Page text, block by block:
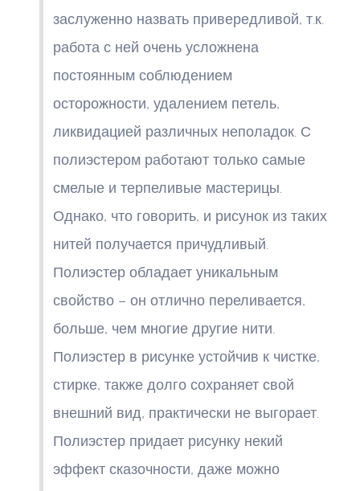
заслуженно назвать привередливой, т.к.
работа с ней очень усложнена
постоянным соблюдением
осторожности, удалением петель,
ликвидацией различных неполадок. С
полиэстером работают только самые
смелые и терпеливые мастерицы.
Однако, что говорить, и рисунок из таких
нитей получается причудливый.
Полиэстер обладает уникальным
свойство – он отлично переливается,
больше, чем многие другие нити.
Полиэстер в рисунке устойчив к чистке,
стирке, также долго сохраняет свой
внешний вид, практически не выгорает.
Полиэстер придает рисунку некий
эффект сказочности, даже можно